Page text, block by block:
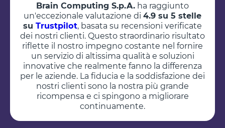
Brain Computing S.p.A. ha raggiunto
un'eccezionale valutazione di 4.9 su 5 stelle
su Trustpilot, basata su recensioni verificate
dei nostri clienti. Questo straordinario risultato
riflette il nostro impegno costante nel fornire
un servizio di altissima qualità e soluzioni
innovative che realmente fanno la differenza
per le aziende. La fiducia e la soddisfazione dei
nostri clienti sono la nostra più grande
ricompensa e ci spingono a migliorare
continuamente.